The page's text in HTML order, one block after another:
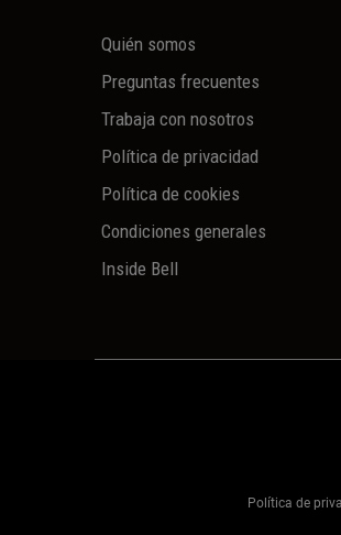
Quién somos
Preguntas frecuentes
Trabaja con nosotros
Política de privacidad
Política de cookies
Condiciones generales
Inside Bell
Política de